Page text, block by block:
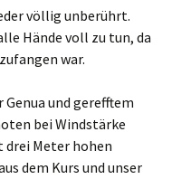
völlig unberührt.
Hände voll zu tun, da
war.
und gerefftem
bei Windstärke
drei Meter hohen
dem Kurs und unser